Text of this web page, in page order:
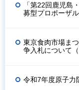
「第22回鹿児島
募型プロポーザ
東京食肉市場ま
争入札について（
令和7年度原子力